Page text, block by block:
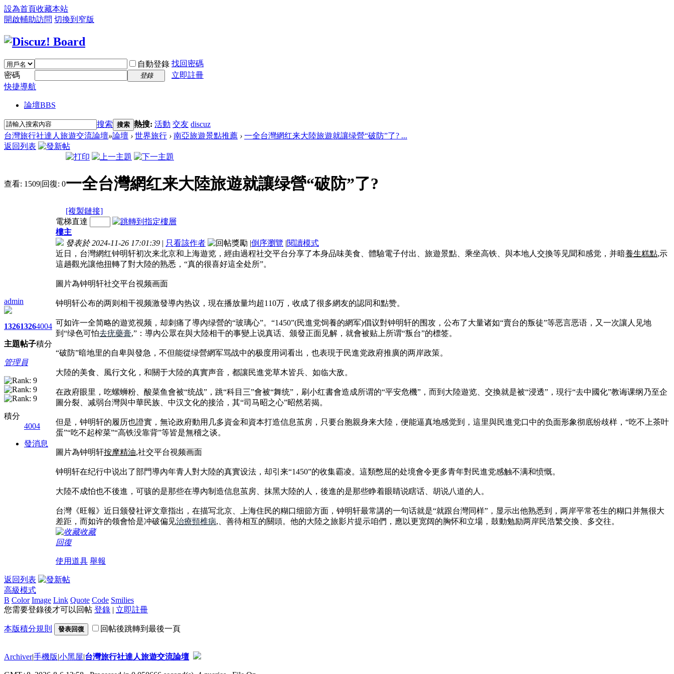
設為首頁收藏本站
開啟輔助訪問 切換到窄版
自動登錄 找回密碼
密碼
登錄
立即註冊
快捷導航
論壇BBS
搜索 搜索 熱搜: 活動 交友 discuz
台灣旅行社達人旅遊交流論壇»論壇 › 世界旅行 › 南亞旅遊景點推薦 › 一全台灣網红来大陸旅遊就讓绿營“破防”了? ...
返回列表
查看: 1509|回復: 0一全台灣網红来大陸旅遊就讓绿營“破防”了?
[複製鏈接]
admin
1326
主題
1326
帖子
4004
積分
管理員
積分
4004
發消息
電梯直達
樓主
發表於 2024-11-26 17:01:39 | 只看該作者 |倒序瀏覽 |閱讀模式
近日，台灣網红钟明轩初次来北京和上海遊览，經由過程社交平台分享了本身品味美食、體驗電子付出、旅遊景點、乘坐高铁、與本地人交換等见聞和感觉，并暗養生糕點,示
這趟觀光讓他扭轉了對大陸的熟悉，“真的很喜好這全处所”。
圖片為钟明轩社交平台視频画面
钟明轩公布的两则相干視频激發導內热议，現在播放量均超110万，收成了很多網友的認同和點赞。
可如许一全简略的遊览視频，却刺痛了導內绿營的“玻璃心”。“1450”(民進党饲養的網军)倡议對钟明轩的围攻，公布了大量诸如“賣台的叛徒”等恶言恶语，又一次讓人见地
到“绿色可怕去疣藥膏,”：導內公眾在與大陸相干的事變上说真话、颁發正面见解，就會被贴上所谓“叛台”的標签。
“破防”暗地里的自卑與發急，不但能從绿營網军骂战中的极度用词看出，也表現于民進党政府推廣的两岸政策。
大陸的美食、風行文化，和關于大陸的真實声音，都讓民進党草木皆兵、如临大敌。
在政府眼里，吃螺蛳粉、酸菜鱼會被“统战”，跳“科目三”會被“舞统”，刷小红書會造成所谓的“平安危機”，而到大陸遊览、交換就是被“浸透”，現行“去中國化”教诲课纲乃至企
圖分裂、减弱台灣與中華民族、中汉文化的接洽，其“司马昭之心”昭然若揭。
但是，钟明轩的履历也證實，無论政府動用几多資金和資本打造信息茧房，只要台胞親身来大陸，便能逼真地感觉到，這里與民進党口中的负面形象彻底纷歧样，“吃不上茶叶
蛋”“吃不起榨菜”“高铁没靠背”等皆是無稽之谈。
圖片為钟明轩按摩精油,社交平台視频画面
钟明轩在纪行中说出了部門導內年青人對大陸的真實设法，却引来“1450”的收集霸凌。這類憋屈的处境會令更多青年對民進党感触不满和愤慨。
大陸不成怕也不後進，可骇的是那些在導內制造信息茧房、抹黑大陸的人，後進的是那些睁着眼睛说瞎话、胡说八道的人。
台灣《旺報》近日颁發社评文章指出，在描写北京、上海住民的糊口细節方面，钟明轩最常講的一句话就是“就跟台灣同样”，显示出他熟悉到，两岸平常苍生的糊口并無很大
差距，而如许的领會恰是冲破偏见治療頸椎病,、善待相互的關頭。他的大陸之旅影片提示咱們，應以更宽阔的胸怀和立場，鼓動勉励两岸民浩繁交換、多交往。
收藏
回復
使用道具 舉報
返回列表
高級模式
B Color Image Link Quote Code Smilies
您需要登錄後才可以回帖 登錄 | 立即註冊
本版積分規則 發表回復 回帖後跳轉到最後一頁
Archiver|手機版|小黑屋|台灣旅行社達人旅遊交流論壇